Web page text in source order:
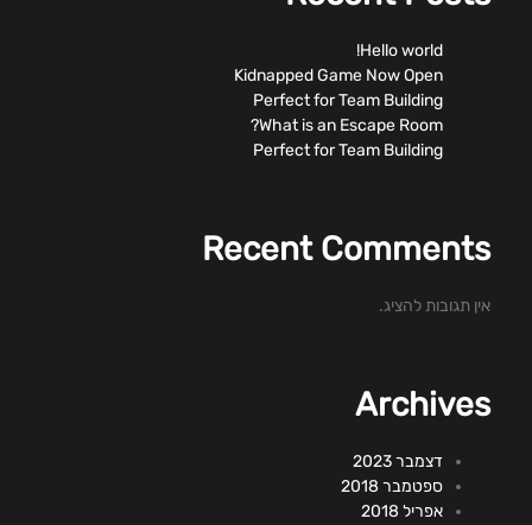
Hello world!
Kidnapped Game Now Open
Perfect for Team Building
What is an Escape Room?
Perfect for Team Building
Recent Comments
אין תגובות להציג.
Archives
דצמבר 2023
ספטמבר 2018
אפריל 2018